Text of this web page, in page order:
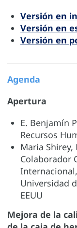
Versión en
Versión en
Versión en
Agenda
Apertura
E. Benjamín
Recursos
Maria
Colaborador
Universidad
EEUU
Mejora de la